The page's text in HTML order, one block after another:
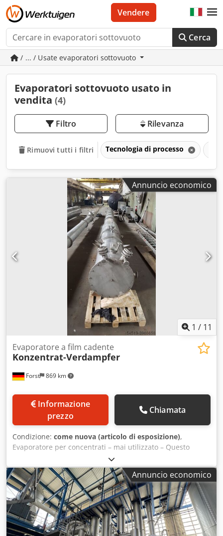
Cerca
Vendere
/ ... / Usate evaporatori sottovuoto
Evaporatori sottovuoto usato in
vendita (4)
Filtro Rilevanza
Rimuovi tutti i filtri Tecnologia di processo
Annuncio economico
1 / 11
Forst 869 km
Evaporatore a film cadente
Konzentrat-Verdampfer
prezzo
Chiamata
Condizione: come nuova (articolo di esposizione),
Evaporatore per concentrati – mai utilizzato – Questo
evaporatore è composto da 3 elementi collegati in serie: -
Evaporatore (58 tubi) Dsdpfx Akjd Hb Acsqokr -
Condensatore (19 tubi) - Condensatore (48 tubi)
Funzionamento: L’evaporatore è adatto per il trattamento
di latte o siero di latte. L’evaporatore è un elemento
intermedio della catena di essiccazione e produce fino al
50% di sostanza secca. L’evaporatore a caduta può essere
ispezionato in qualsiasi momento! Essendo ancora nuovo,
Annuncio economico